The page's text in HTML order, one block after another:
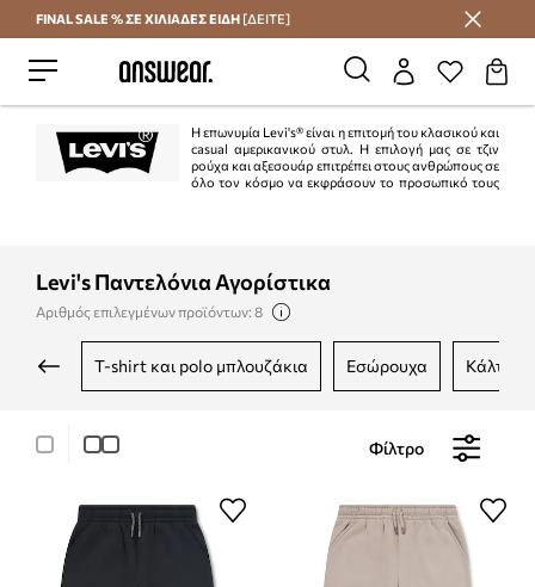
Εξοικονομήστε με το Answear Club
FINAL SALE % ΣΕ ΧΙΛΙΑΔΕΣ ΕΙΔΗ [ΔΕΙΤΕ]
Η επωνυμία Levi's® είναι η επιτομή του κλασικού και
casual αμερικανικού στυλ. Η επιλογή μας σε τζιν
ρούχα και αξεσουάρ επιτρέπει στους ανθρώπους σε
όλο τον κόσμο να εκφράσουν το προσωπικό τους
Levi's Παντελόνια Αγορίστικα
Αριθμός επιλεγμένων προϊόντων: 8
t-shirt και polo μπλουζάκια εσώρουχα κάλτσες
Φίλτρο